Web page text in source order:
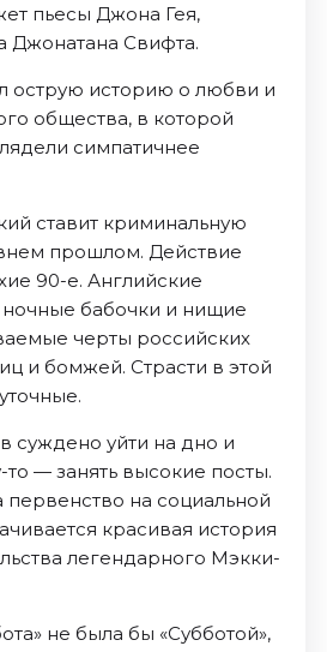
пьесы Джона Гея,
Джонатана Свифта.
острую историю о любви и
общества, в которой
симпатичнее
ставит криминальную
прошлом. Действие
90-е. Английские
ночные бабочки и нищие
черты российских
и бомжей. Страсти в этой
суждено уйти на дно и
то — занять высокие посты.
на социальной
красивая история
легендарного Мэкки-
не была бы «Субботой»,